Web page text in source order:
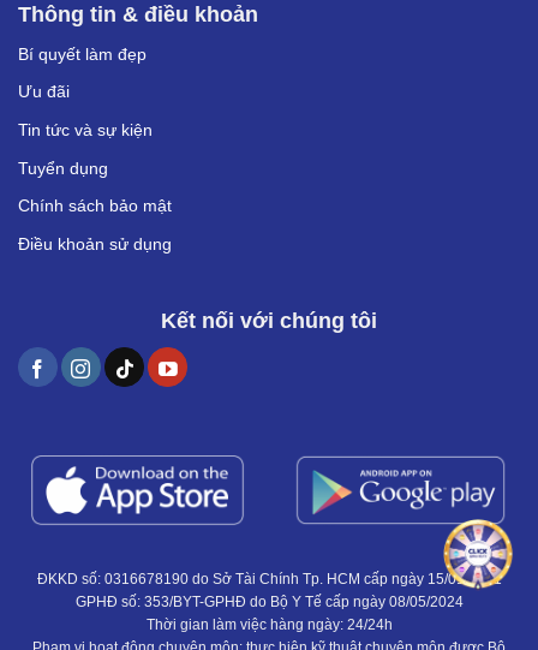
Thông tin & điều khoản
Bí quyết làm đẹp
Ưu đãi
Tin tức và sự kiện
Tuyển dụng
Chính sách bảo mật
Điều khoản sử dụng
Kết nối với chúng tôi
ĐKKD số: 0316678190 do Sở Tài Chính Tp. HCM cấp ngày 15/01/2021
GPHĐ số: 353/BYT-GPHĐ do Bộ Y Tế cấp ngày 08/05/2024
Thời gian làm việc hàng ngày: 24/24h